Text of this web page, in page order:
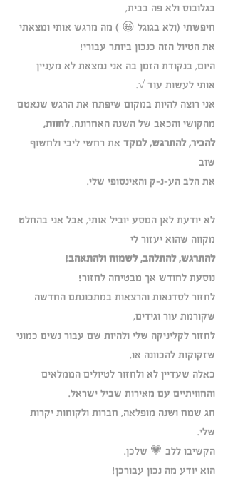
בגלובוס ולא פה בבית,
חיפשתי (ולא בגוגל 😀 ) מה מרגש אותי ומצאתי
את הטיול הזה כנכון ביותר עבורי!
היום, בנקודת הזמן בה אני נמצאת לא מעניין
אותי לעשות עוד √.
אני רוצה להיות במקום שיפתח את הרגש שנאטם
מהקושי והכאב של השנה האחרונה. לחוות,
להכיר, להתרגש, למקד את רחשי ליבי ולחשוף
שוב
את הלב הע-נ-ק והאינסופי שלי.
לא יודעת לאן המסע יוביל אותי, אבל אני בהחלט
מקווה שהוא יעזור לי
להתרגש, להתלהב, לשמוח ולהתאהב!
נוסעת לחודש אך מבטיחה לחזור!
לחזור לסדנאות והרצאות במתכונתם החדשה
שקורמת עור וגידים,
לחזור לקליניקה שלי ולהיות שם עבור נשים כמוני
שזקוקות להכוונה או,
כאלה שעדיין לא ולחזור לטיולים הממלאים
והחוויתיים עם מאירות שביל ישראל.
חג שמח ושנה מופלאה, חברות ולקוחות יקרות
שלי.
הקשיבו ללב 💗 שלכן.
הוא יודע מה נכון עבורכן!